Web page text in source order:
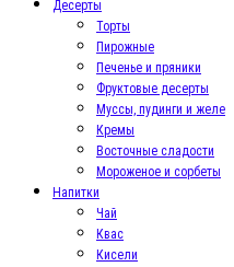
Десерты
Торты
Пирожные
Печенье и пряники
Фруктовые десерты
Муссы, пудинги и желе
Кремы
Восточные сладости
Мороженое и сорбеты
Напитки
Чай
Квас
Кисели